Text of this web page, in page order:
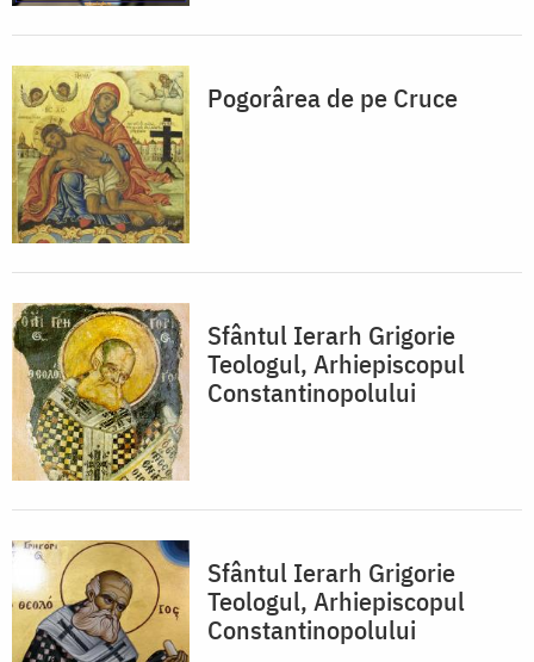
Pogorârea de pe Cruce
Sfântul Ierarh Grigorie
Teologul, Arhiepiscopul
Constantinopolului
Sfântul Ierarh Grigorie
Teologul, Arhiepiscopul
Constantinopolului